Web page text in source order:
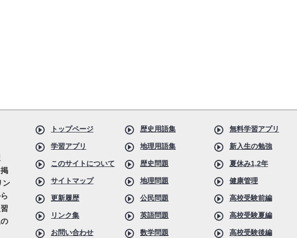
ン
トップページ
学習アプリ
このサイトについて
サイトマップ
更新履歴
リンク集
お問い合わせ
歴史用語集
地理用語集
歴史問題
地理問題
公民問題
英語問題
数学問題
無料学習アプリ
新入生の勉強
夏休み1,2年
健康管理
高校受験前編
高校受験夏編
高校受験後編